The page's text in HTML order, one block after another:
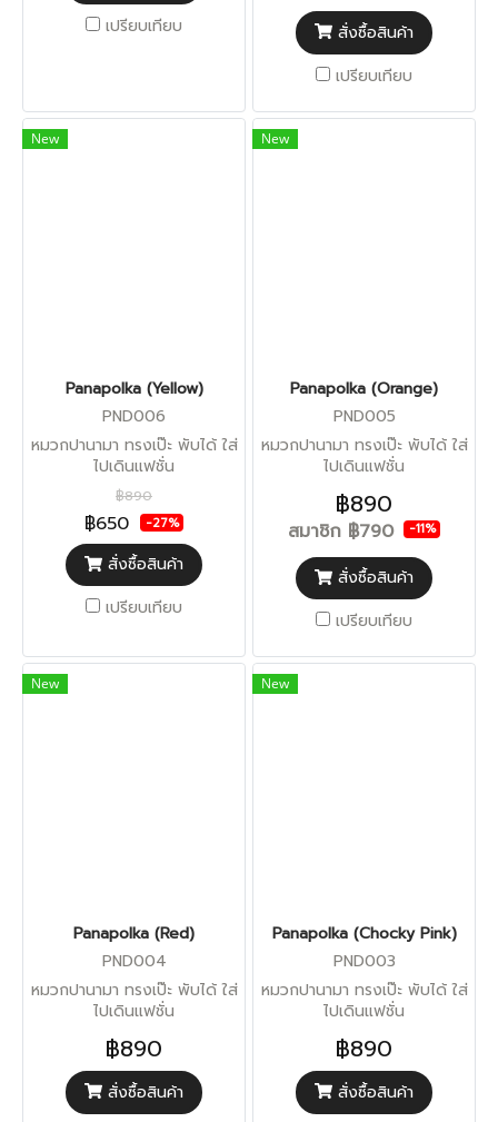
เปรียบเทียบ
สั่งซื้อสินค้า
เปรียบเทียบ
New
Panapolka (Yellow)
PND006
หมวกปานามา ทรงเป๊ะ พับได้ ใส่
ไปเดินแฟชั่น
฿890
฿650 -27%
สั่งซื้อสินค้า
เปรียบเทียบ
New
Panapolka (Orange)
PND005
หมวกปานามา ทรงเป๊ะ พับได้ ใส่
ไปเดินแฟชั่น
฿890
สมาชิก ฿790 -11%
สั่งซื้อสินค้า
เปรียบเทียบ
New
Panapolka (Red)
PND004
หมวกปานามา ทรงเป๊ะ พับได้ ใส่
ไปเดินแฟชั่น
฿890
สั่งซื้อสินค้า
New
Panapolka (Chocky Pink)
PND003
หมวกปานามา ทรงเป๊ะ พับได้ ใส่
ไปเดินแฟชั่น
฿890
สั่งซื้อสินค้า